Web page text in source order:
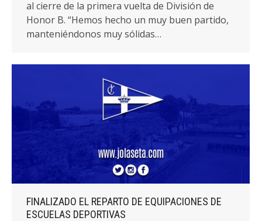
al cierre de la primera vuelta de División de
Honor B. “Hemos hecho un muy buen partido,
manteniéndonos muy sólidas…
FINALIZADO EL REPARTO DE EQUIPACIONES DE
ESCUELAS DEPORTIVAS